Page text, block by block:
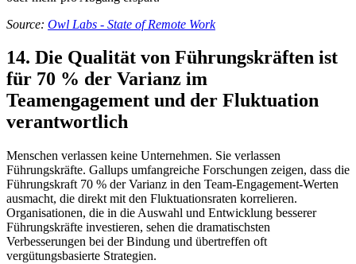
Source: Owl Labs - State of Remote Work
14. Die Qualität von Führungskräften ist
für 70 % der Varianz im
Teamengagement und der Fluktuation
verantwortlich
Menschen verlassen keine Unternehmen. Sie verlassen
Führungskräfte. Gallups umfangreiche Forschungen zeigen, dass die
Führungskraft 70 % der Varianz in den Team-Engagement-Werten
ausmacht, die direkt mit den Fluktuationsraten korrelieren.
Organisationen, die in die Auswahl und Entwicklung besserer
Führungskräfte investieren, sehen die dramatischsten
Verbesserungen bei der Bindung und übertreffen oft
vergütungsbasierte Strategien.